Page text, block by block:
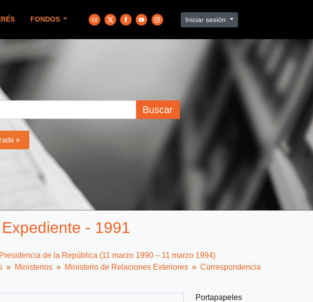
FONDOS Iniciar sesión
Buscar
»
Expediente - 1991
Presidencia de la República (11 marzo 1990 – 11 marzo 1994)
Ministerios Ministerio de Relaciones Exteriores
Correspondencia
Portapapeles